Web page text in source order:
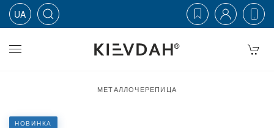
Skip to main content
UA
МЕТАЛЛОЧЕРЕПИЦА
НОВИНКА